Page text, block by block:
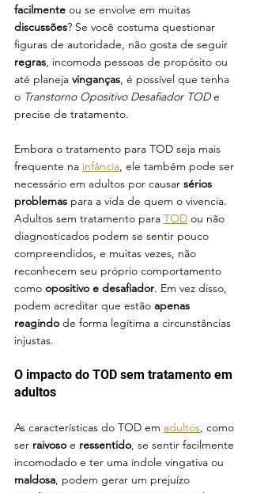
facilmente ou se envolve em muitas
discussões? Se você costuma questionar
figuras de autoridade, não gosta de seguir
regras, incomoda pessoas de propósito ou
até planeja vinganças, é possível que tenha
o Transtorno Opositivo Desafiador TOD e
precise de tratamento.
Embora o tratamento para TOD seja mais
frequente na infância, ele também pode ser
necessário em adultos por causar sérios
problemas para a vida de quem o vivencia.
Adultos sem tratamento para TOD ou não
diagnosticados podem se sentir pouco
compreendidos, e muitas vezes, não
reconhecem seu próprio comportamento
como opositivo e desafiador. Em vez disso,
podem acreditar que estão apenas
reagindo de forma legítima a circunstâncias
injustas.
O impacto do TOD sem tratamento em
adultos
As características do TOD em adultos, como
ser raivoso e ressentido, se sentir facilmente
incomodado e ter uma índole vingativa ou
maldosa, podem gerar um prejuízo